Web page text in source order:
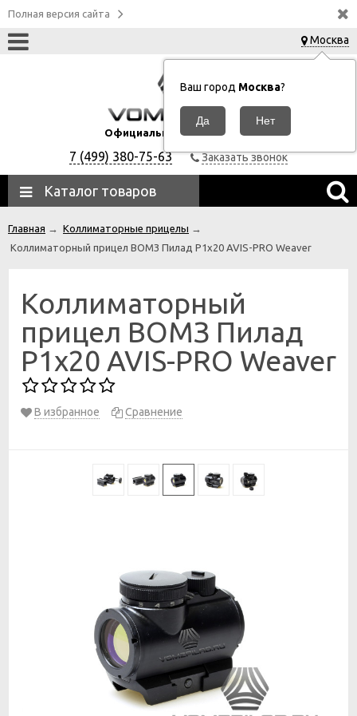
Полная версия сайта
Москва
Ваш город Москва?
Официальный дилер ВОМЗ
7 (499) 380-75-63 Заказать звонок
Каталог товаров
Главная → Коллиматорные прицелы →
Коллиматорный прицел ВОМЗ Пилад P1х20 AVIS-PRO Weaver
Коллиматорный
прицел ВОМЗ Пилад
P1х20 AVIS-PRO Weaver
В избранное Сравнение